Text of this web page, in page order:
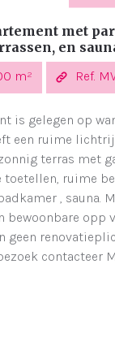
met
en
m² Ref.
is gelegen op
een ruime
terras met
toetellen, ruime
, sauna.
bewoonbare opp
geen
contacteer